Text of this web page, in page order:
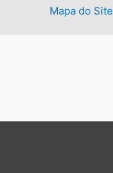
Mapa do Site